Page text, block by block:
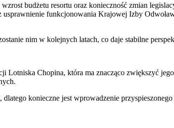
budżetu resortu oraz konieczność zmian
funkcjonowania Krajowej Izby
nim w kolejnych latach, co daje stabilne
Chopina, która ma znacząco zwiększyć
konieczne jest wprowadzenie